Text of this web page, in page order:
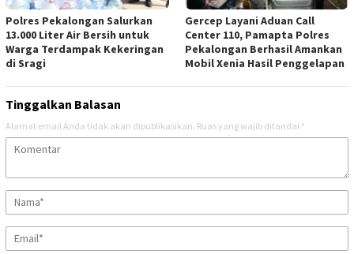
Polres Pekalongan Salurkan
13.000 Liter Air Bersih untuk
Warga Terdampak Kekeringan
di Sragi
Gercep Layani Aduan Call
Center 110, Pamapta Polres
Pekalongan Berhasil Amankan
Mobil Xenia Hasil Penggelapan
Tinggalkan Balasan
Alamat email Anda tidak akan dipublikasikan. Ruas yang wajib ditandai *